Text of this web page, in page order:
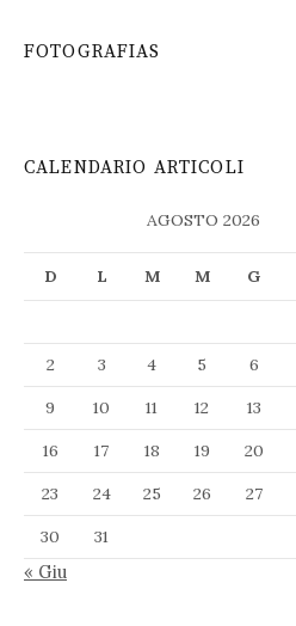
FOTOGRAFIAS
CALENDARIO ARTICOLI
AGOSTO 2026
D L M M G
2
3 4 5 6
9
10 11 12 13
16
17 18 19 20
23
24 25 26 27
30
31
« Giu